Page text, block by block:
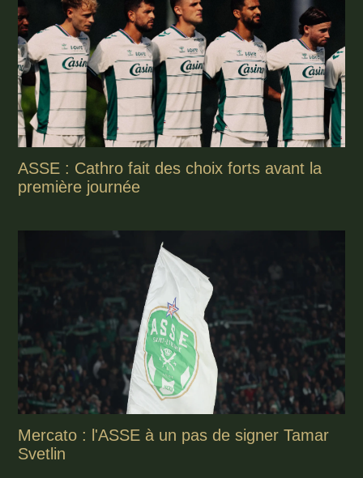
ASSE : Cathro fait des choix forts avant la
première journée
Mercato : l'ASSE à un pas de signer Tamar
Svetlin